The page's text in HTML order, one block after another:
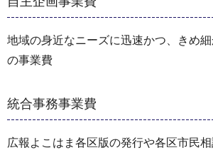
地域の身近なニーズに迅速かつ、きめ
の事業費
統合事務事業費
広報よこはま各区版の発行や各区市民